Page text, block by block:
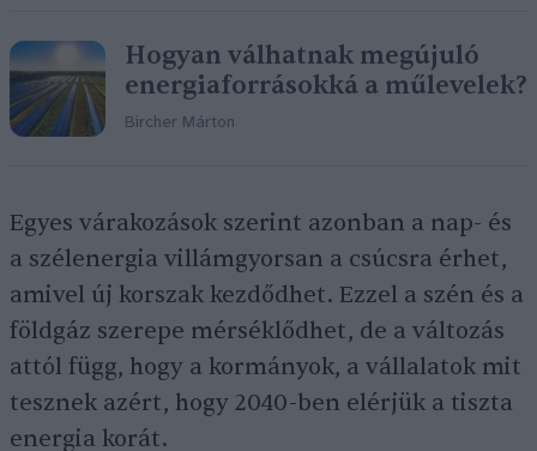
Hogyan válhatnak megújuló
energiaforrásokká a műlevelek?
Bircher Márton
Egyes várakozások szerint azonban a nap- és
a szélenergia villámgyorsan a csúcsra érhet,
amivel új korszak kezdődhet. Ezzel a szén és a
földgáz szerepe mérséklődhet, de a változás
attól függ, hogy a kormányok, a vállalatok mit
tesznek azért, hogy 2040-ben elérjük a tiszta
energia korát.